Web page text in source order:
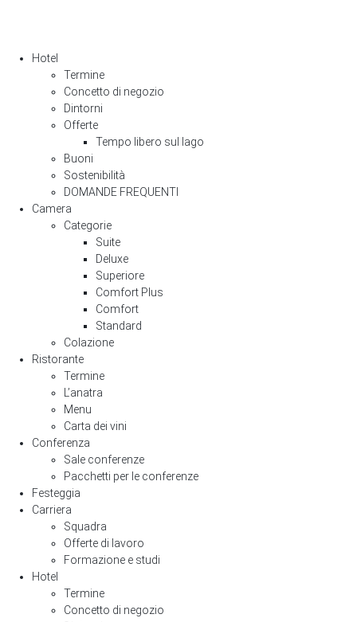
Hotel
Termine
Concetto di negozio
Dintorni
Offerte
Tempo libero sul lago
Buoni
Sostenibilità
DOMANDE FREQUENTI
Camera
Categorie
Suite
Deluxe
Superiore
Comfort Plus
Comfort
Standard
Colazione
Ristorante
Termine
L’anatra
Menu
Carta dei vini
Conferenza
Sale conferenze
Pacchetti per le conferenze
Festeggia
Carriera
Squadra
Offerte di lavoro
Formazione e studi
Hotel
Termine
Concetto di negozio